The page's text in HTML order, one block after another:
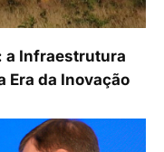
a Infraestrutura
Era da Inovação